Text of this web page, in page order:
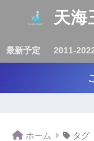
天
最新予定 2011-
ホーム タグ